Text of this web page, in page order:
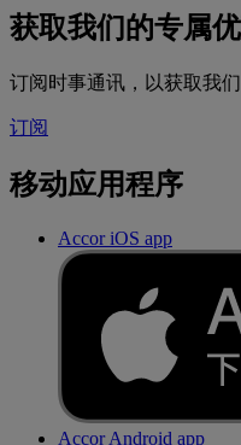
获取我们的专属
订阅时事通讯，以获取我
订阅
移动应用程序
Accor iOS app
Accor Android app